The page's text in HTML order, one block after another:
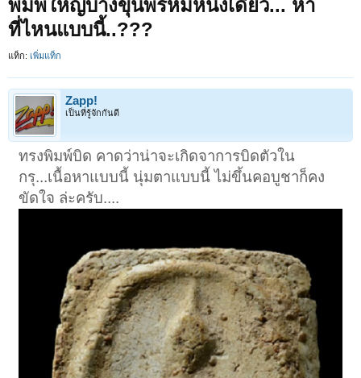
พิมพ์ใหญ่บางขุนพรหมหนึ่งเดียว... หา
ที่ไหนแบบนี้..???
แท็ก: เพิ่มแท็ก
Zapp!
เป็นที่รู้จักกันดี
ทรงพิมพ์บิด คาดว่าน่าจะเกิดจาการบิดตัวใน
กรุ...เนื้อหาแบบนี้ นุ่มตาแบบนี้ ไม่ขึ้นคอบูชาก็คง
ขัดใจ ล่ะครับ....